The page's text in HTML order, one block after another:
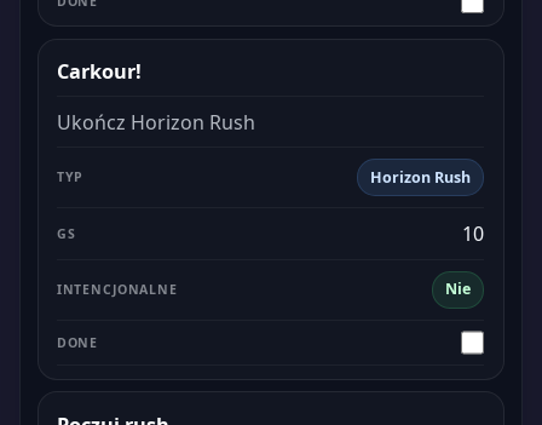
Carkour!
Ukończ Horizon Rush
Horizon Rush
Nie
10